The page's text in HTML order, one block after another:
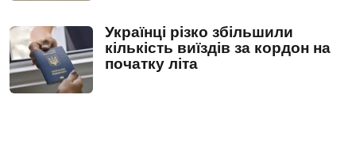
Українці різко збільшили
кількість виїздів за кордон на
початку літа